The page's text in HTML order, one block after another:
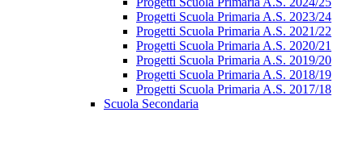
Progetti Scuola Primaria A.S. 2023/24
Progetti Scuola Primaria A.S. 2021/22
Progetti Scuola Primaria A.S. 2020/21
Progetti Scuola Primaria A.S. 2019/20
Progetti Scuola Primaria A.S. 2018/19
Progetti Scuola Primaria A.S. 2017/18
Scuola Secondaria